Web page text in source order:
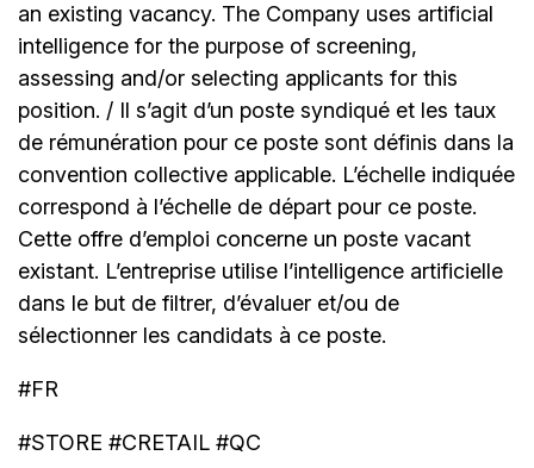
an existing vacancy. The Company uses artificial
intelligence for the purpose of screening,
assessing and/or selecting applicants for this
position. / Il s’agit d’un poste syndiqué et les taux
de rémunération pour ce poste sont définis dans la
convention collective applicable. L’échelle indiquée
correspond à l’échelle de départ pour ce poste.
Cette offre d’emploi concerne un poste vacant
existant. L’entreprise utilise l’intelligence artificielle
dans le but de filtrer, d’évaluer et/ou de
sélectionner les candidats à ce poste.
#FR
#STORE #CRETAIL #QC